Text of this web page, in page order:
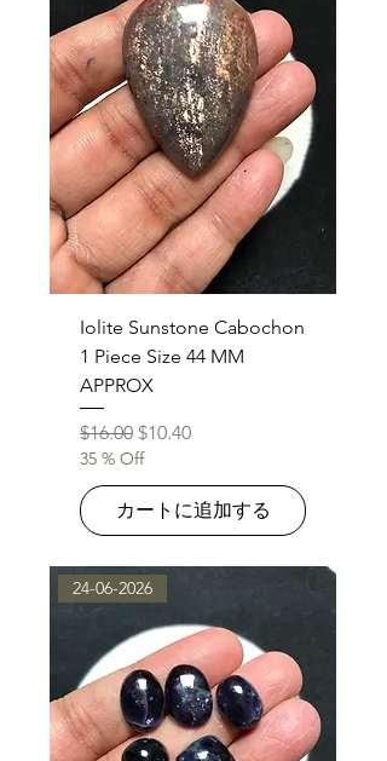
Iolite Sunstone Cabochon
1 Piece Size 44 MM
APPROX
通常価格
$16.00 セール価格
$10.40
35 % Off
カートに追加する
24-06-2026